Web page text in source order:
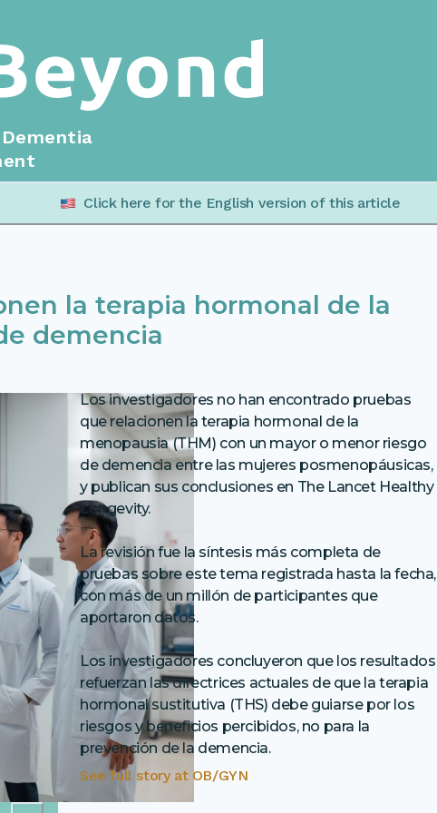
Click here for the English version of this article
la terapia hormonal de la
demencia
Los investigadores no han encontrado pruebas
que relacionen la terapia hormonal de la
menopausia (THM) con un mayor o menor riesgo
de demencia entre las mujeres posmenopáusicas,
y publican sus conclusiones en The Lancet Healthy
Longevity.
La revisión fue la síntesis más completa de
pruebas sobre este tema registrada hasta la fecha,
con más de un millón de participantes que
aportaron datos.
Los investigadores concluyeron que los resultados
refuerzan las directrices actuales de que la terapia
hormonal sustitutiva (THS) debe guiarse por los
riesgos y beneficios percibidos, no para la
prevención de la demencia.
See full story atOB/GYN